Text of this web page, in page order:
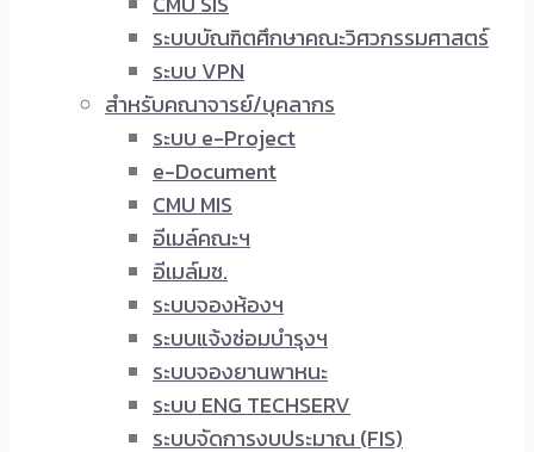
ระบบบัณฑิตศึกษาคณะวิศวกรรมศาสตร์
ระบบ VPN
สำหรับคณาจารย์/บุคลากร
ระบบ e-Project
e-Document
CMU MIS
อีเมล์คณะฯ
อีเมล์มช.
ระบบจองห้องฯ
ระบบแจ้งซ่อมบำรุงฯ
ระบบจองยานพาหนะ
ระบบ ENG TECHSERV
ระบบจัดการงบประมาณ (FIS)